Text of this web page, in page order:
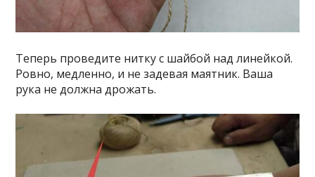
Теперь проведите нитку с шайбой над линейкой.
Ровно, медленно, и не задевая маятник. Ваша
рука не должна дрожать.